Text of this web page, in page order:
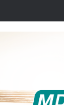
من الجراحة بعد